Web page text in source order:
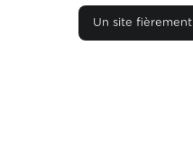
Un site